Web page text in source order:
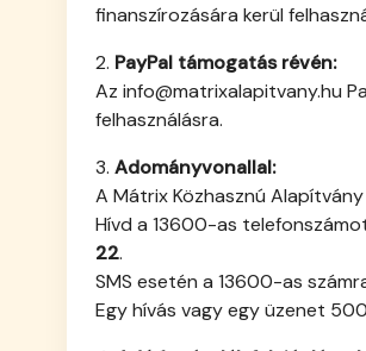
finanszírozására kerül
2. PayPal támogatás révén:
Az info@matrixalapitvany.hu
felhasználásra.
3. Adományvonallal:
A Mátrix Közhasznú
Hívd a 13600-as
22.
SMS esetén a 13600-as
Egy hívás vagy egy üzenet